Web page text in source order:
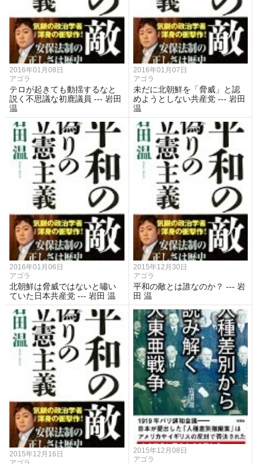
2016年01月08日
アゴラ
テロが起きても動揺するなと
説く不思議な初鹿議員 --- 岩田
温
2016年01月07日
アゴラ
未だに北朝鮮を「脅威」と認
めようとしない共産党 --- 岩田
温
2016年01月06日
アゴラ
北朝鮮は脅威ではないと嘯い
ていた日本共産党 --- 岩田 温
2015年12月30日
アゴラ
平和の敵とは誰なのか？ --- 岩
田 温
2015年12月16日
2015年12月08日
アゴラ